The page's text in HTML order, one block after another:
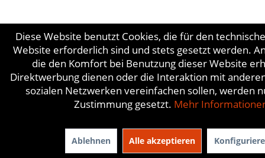
Diese Website benutzt Cookies, die für den
Website erforderlich sind und stets gesetzt werden.
die den Komfort bei Benutzung dieser Website
Direktwerbung dienen oder die Interaktion mit
sozialen Netzwerken vereinfachen sollen, werden
Zustimmung gesetzt. Mehr
Ablehnen Alle akzeptieren